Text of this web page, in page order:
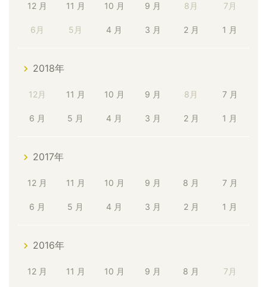
12 月 11 月 10 月 9 月 8月 7月
6月 5月 4 月 3 月 2 月 1 月
2018年
12月 11 月 10 月 9 月 8月 7 月
6 月 5 月 4 月 3 月 2 月 1 月
2017年
12 月 11 月 10 月 9 月 8 月 7 月
6 月 5 月 4 月 3 月 2 月 1 月
2016年
12 月 11 月 10 月 9 月 8 月 7月